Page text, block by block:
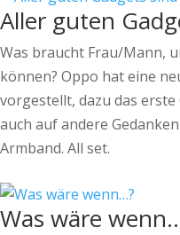
Aller guten
Was braucht Frau/Mann,
können? Oppo hat eine
vorgestellt, dazu das erste
auch auf andere
Armband. All set.
Was wäre